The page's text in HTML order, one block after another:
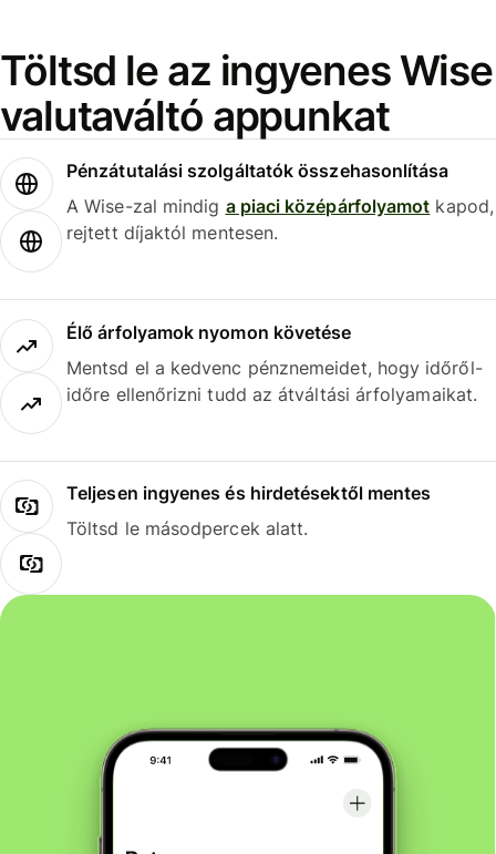
Töltsd le az ingyenes Wise
valutaváltó appunkat
Pénzátutalási szolgáltatók összehasonlítása
A Wise-zal mindig a piaci középárfolyamot kapod,
rejtett díjaktól mentesen.
Élő árfolyamok nyomon követése
Mentsd el a kedvenc pénznemeidet, hogy időről-
időre ellenőrizni tudd az átváltási árfolyamaikat.
Teljesen ingyenes és hirdetésektől mentes
Töltsd le másodpercek alatt.